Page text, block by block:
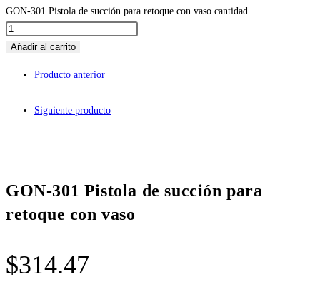
GON-301 Pistola de succión para retoque con vaso cantidad
Añadir al carrito
Producto anterior
Siguiente producto
GON-301 Pistola de succión para
retoque con vaso
$314.47